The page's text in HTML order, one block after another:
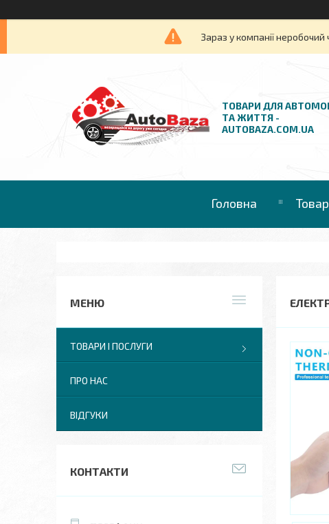
Зараз у компанії
ТОВАРИ ДЛЯ
ТА ЖИТТЯ -
AUTOBAZA.COM.UA
Головна
ТОВАРИ І ПОСЛУГИ
ПРО НАС
ВІДГУКИ
КОНТАКТИ